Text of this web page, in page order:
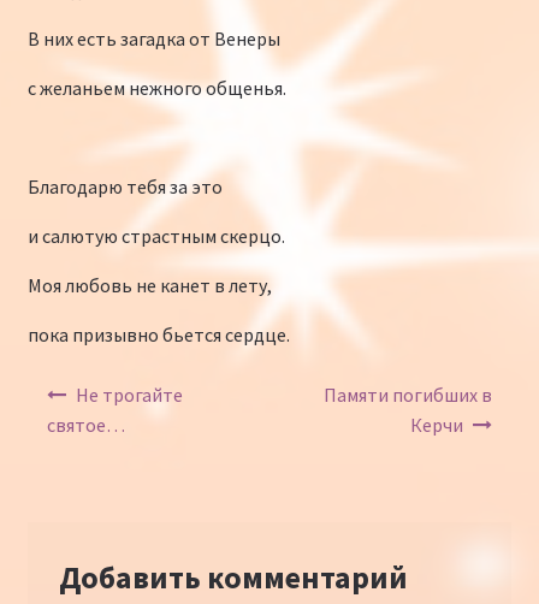
В них есть загадка от Венеры
с желаньем нежного общенья.
Благодарю тебя за это
и салютую страстным скерцо.
Моя любовь не канет в лету,
пока призывно бьется сердце.
Навигация по записям
Не трогайте
святое…
Памяти погибших в
Керчи
Добавить комментарий